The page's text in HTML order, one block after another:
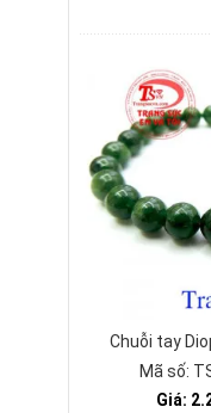
Chuỗi tay
Mã số:
Giá: